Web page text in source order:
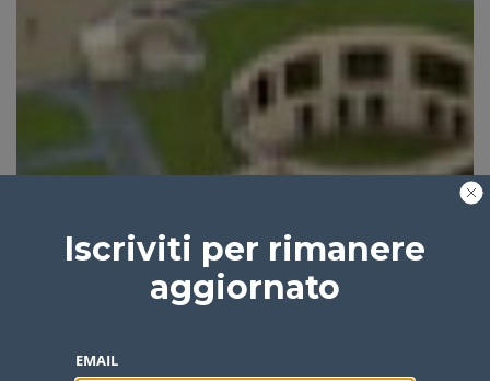
Iscriviti per rimanere
aggiornato
EMAIL